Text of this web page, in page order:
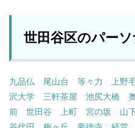
世田谷区のパー
九品仏 尾山台 等々力 上野
沢大学
三軒茶屋 池尻大橋
前
世田谷 上町 宮の坂 山